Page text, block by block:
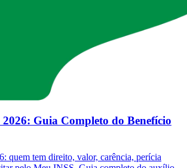
Guia Completo do Benefício
quem tem direito, valor, carência, perícia